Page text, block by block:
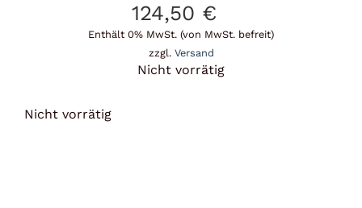
124,50 €
Enthält 0% MwSt. (von MwSt. befreit)
zzgl. Versand
Nicht vorrätig
Nicht vorrätig